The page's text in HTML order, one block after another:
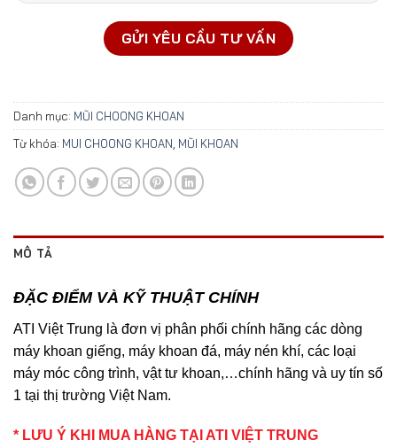
Danh mục: MŨI CHOONG KHOAN
Từ khóa: MUI CHOONG KHOAN MŨI KHOAN
MÔ TẢ
ĐẶC ĐIỂM VÀ KỸ THUẬT CHÍNH
ATI Việt Trung là đơn vị phân phối chính hãng các dòng
máy khoan giếng, máy khoan đá, máy nén khí, các loại
máy móc công trình, vật tư khoan,…chính hãng và uy tín số
1 tại thị trường Việt Nam.
* LƯU Ý KHI MUA HÀNG TẠI ATI VIỆT TRUNG